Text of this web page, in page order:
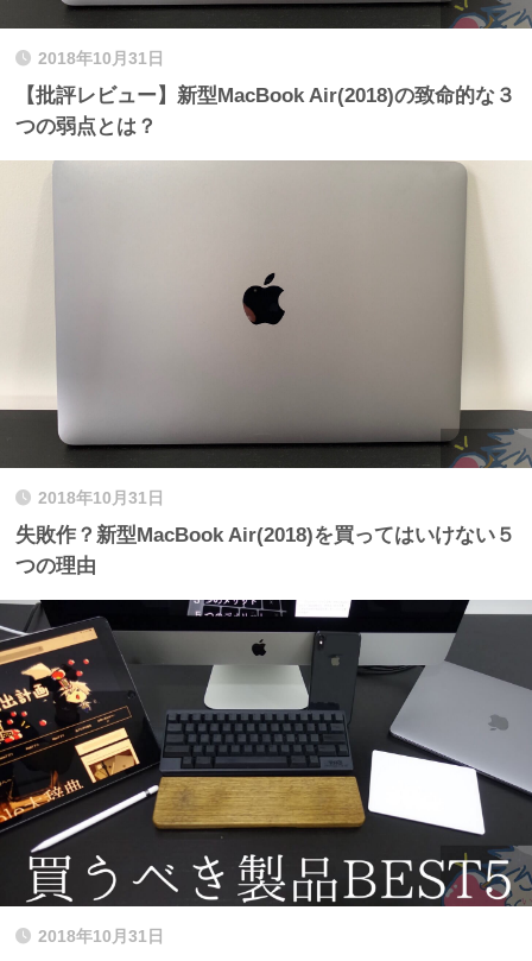
2018年10月31日
【批評レビュー】新型MacBook Air(2018)の致命的な３
つの弱点とは？
2018年10月31日
失敗作？新型MacBook Air(2018)を買ってはいけない５
つの理由
2018年10月31日